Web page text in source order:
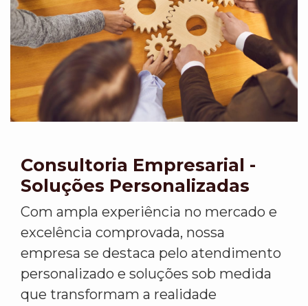
Consultoria Empresarial -
Soluções Personalizadas
Com ampla experiência no mercado e
excelência comprovada, nossa
empresa se destaca pelo atendimento
personalizado e soluções sob medida
que transformam a realidade